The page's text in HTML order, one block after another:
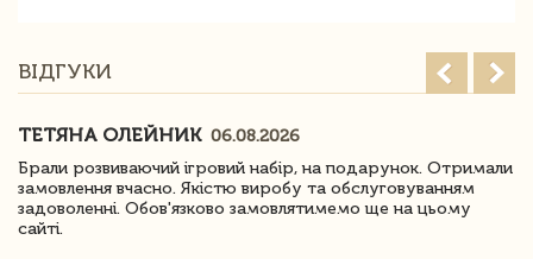
ВІДГУКИ
ТЕТЯНА ОЛЕЙНИК 06.08.2026
Брали розвиваючий ігровий набір, на подарунок. Отримали
замовлення вчасно. Якістю виробу та обслуговуванням
задоволенні. Обов'язково замовлятимемо ще на цьому
сайті.